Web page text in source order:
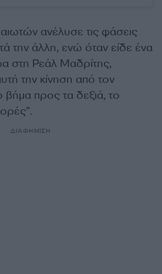
ανέλυσε τις φάσεις
την άλλη, ενώ όταν είδε ένα
στη Ρεάλ Μαδρίτης,
την κίνηση από τον
προς τα δεξιά, το
ΔΙΑΦΗΜΙΣΗ